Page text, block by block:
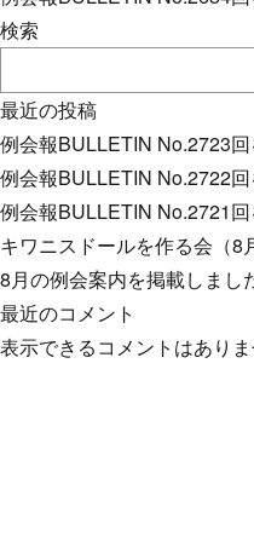
検索
最近の投稿
例会報BULLETIN No.2723
例会報BULLETIN No.2722
例会報BULLETIN No.2721
キワニスドールを作る会（8
8月の例会案内を掲載しまし
最近のコメント
表示できるコメントはありま